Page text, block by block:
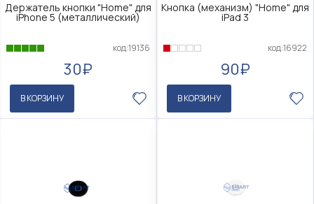
Держатель кнопки "Home" для
iPhone 5 (металлический)
код:19136
30₽
В КОРЗИНУ
Кнопка (механизм) "Home" для
iPad 3
код:16922
90₽
В КОРЗИНУ